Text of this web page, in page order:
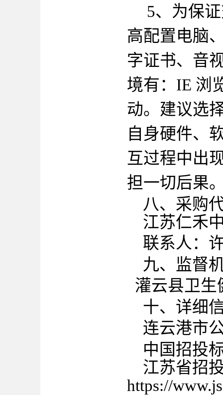
5、为保
高配置电脑
字证书、音
境有：IE 浏
动。建议选
自身硬件、
互过程中出
担一切后果
八、采购
江苏仁禾
联系人：
九、监督
灌云县卫生
十、详细
连云港市
中国招投
江苏省招
https://